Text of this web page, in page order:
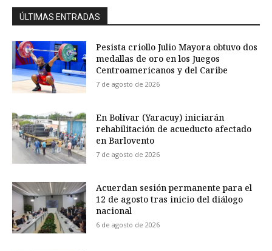
ÚLTIMAS ENTRADAS
Pesista criollo Julio Mayora obtuvo dos
medallas de oro en los Juegos
Centroamericanos y del Caribe
7 de agosto de 2026
En Bolívar (Yaracuy) iniciarán
rehabilitación de acueducto afectado
en Barlovento
7 de agosto de 2026
Acuerdan sesión permanente para el
12 de agosto tras inicio del diálogo
nacional
6 de agosto de 2026